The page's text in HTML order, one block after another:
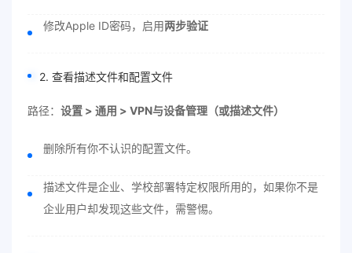
修改Apple ID密码，启用两步验证
2. 查看描述文件和配置文件
路径： 设置 > 通用 > VPN与设备管理（或描述文件）
删除所有你不认识的配置文件。
描述文件是企业、学校部署特定权限所用的，如果你不是
企业用户却发现这些文件，需警惕。